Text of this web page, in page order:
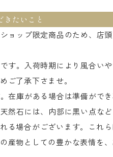
たいこと
ョップ限定商品のため、店
す。入荷時期により風合い
ご了承下さませ。
在庫がある場合は準備ができ
然石には、内部に黒い点な
る場合がございます。これ
産物としての豊かな表情を